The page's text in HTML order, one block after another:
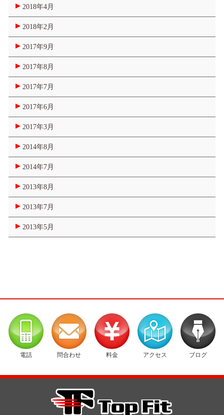
2018年4月
2018年2月
2017年9月
2017年8月
2017年7月
2017年6月
2017年3月
2014年8月
2014年7月
2013年8月
2013年7月
2013年5月
電話 問合わせ 料金 アクセス ブログ